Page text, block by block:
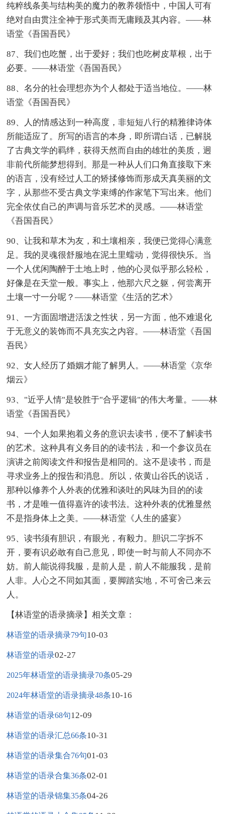
纯粹线条美与结构美的魔力的教养领悟中，中国人可有
绝对自由贯注全神于形式美而无庸顾及其内容。——林
语堂《吾国吾民》
87、我们也吃蟹，出于爱好；我们也吃树皮草根，出于
必要。——林语堂《吾国吾民》
88、名分的社会理想亦为个人都处于适当地位。——林
语堂《吾国吾民》
89、人的情感达到一种高度，非短短八行的精雅律诗体
所能适应了。所写的语言的本身，即所谓白话，已解脱
了古典文学的羁绊，获得天然而自由的雄壮的美质，迥
非前代所能梦想得到。那是一种从人们口角直接取下来
的语言，没有经过人工的矫揉修饰而形成天真美丽的文
字，从那些不受古典文学束缚的作家笔下写出来。他们
完全依仗自己的声调与音乐艺术的灵感。——林语堂
《吾国吾民》
90、让我和草木为友，和土壤相亲，我便已觉得心满意
足。我的灵魂很舒服地在泥土里蠕动，觉得很快乐。当
一个人优闲陶醉于土地上时，他的心灵似乎那么轻松，
好像是在天堂一般。事实上，他那六尺之躯，何尝离开
土壤一寸一分呢？——林语堂《生活的艺术》
91、一方面固增进活泼之性状，另一方面，他不难退化
于无意义的装饰而不具充实之内容。——林语堂《吾国
吾民》
92、女人经历了婚姻才能了解男人。——林语堂《京华
烟云》
93、"近乎人情"是较胜于"合乎逻辑"的伟大考量。——林
语堂《吾国吾民》
94、一个人如果抱着义务的意识去读书，便不了解读书
的艺术。这种具有义务目的的读书法，和一个参议员在
演讲之前阅读文件和报告是相同的。这不是读书，而是
寻求业务上的报告和消息。所以，依黄山谷氏的说话，
那种以修养个人外表的优雅和谈吐的风味为目的的读
书，才是唯一值得嘉许的读书法。这种外表的优雅显然
不是指身体上之美。——林语堂《人生的盛宴》
95、读书须有胆识，有眼光，有毅力。胆识二字拆不
开，要有识必敢有自己意见，即使一时与前人不同亦不
妨。前人能说得我服，是前人是，前人不能服我，是前
人非。人心之不同如其面，要脚踏实地，不可舍己来云
人。
【林语堂的语录摘录】相关文章：
林语堂的语录摘录79句10-03
林语堂的语录02-27
2025年林语堂的语录摘录70条05-29
2024年林语堂的语录摘录48条10-16
林语堂的语录68句12-09
林语堂的语录汇总66条10-31
林语堂的语录集合76句01-03
林语堂的语录合集36条02-01
林语堂的语录锦集35条04-26